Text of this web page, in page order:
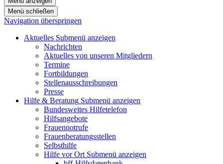
Menü schließen
Navigation überspringen
Aktuelles Submenü anzeigen
Nachrichten
Aktuelles von unseren Mitgliedern
Termine
Fortbildungen
Stellenausschreibungen
Presse
Hilfe & Beratung Submenü anzeigen
Bundesweites Hilfetelefon
Hilfsangebote
Frauennotrufe
Frauenberatungsstellen
Selbsthilfe
Hilfe vor Ort Submenü anzeigen